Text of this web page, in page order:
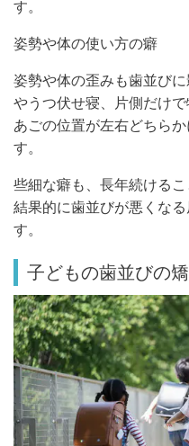
す。
姿勢や体の使い方の癖
姿勢や体の歪みも歯並び
やうつ伏せ寝、片側だけ
あごの位置が左右どちら
す。
些細な癖も、長年続ける
結果的に歯並びが悪くな
す。
子どもの歯並びの